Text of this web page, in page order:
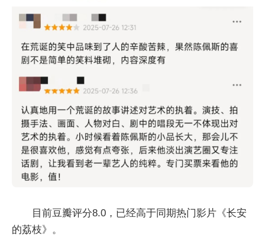
目前豆瓣评分8.0，已经高于同期热门影片《长安
的荔枝》。